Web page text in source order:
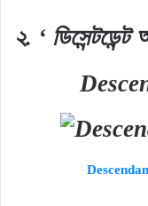
২. ‘ ডিসেন্টডেন্ট